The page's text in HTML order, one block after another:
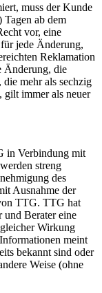
muss der Kunde
ab dem
vor, eine
jede Änderung,
Reklamation
Änderung, die
mehr als sechzig
gilt immer als neuer
in Verbindung mit
streng
des
Ausnahme der
TTG. TTG hat
und Berater eine
Wirkung
meint
bekannt sind oder
Weise (ohne